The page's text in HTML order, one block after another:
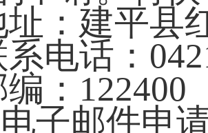
址：建平县
电话：
编：122400
子邮件申